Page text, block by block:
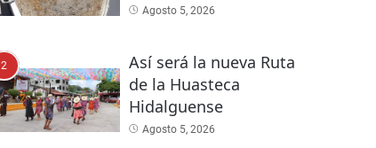
Agosto 5, 2026
2
Así será la nueva Ruta
de la Huasteca
Hidalguense
Agosto 5, 2026